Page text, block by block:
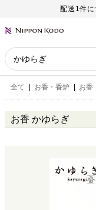
配送1件
全て お香・香炉 お香
お香 かゆらぎ